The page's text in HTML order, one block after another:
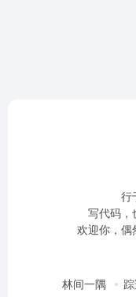
行
写代码，
欢迎你，偶
林间一隅